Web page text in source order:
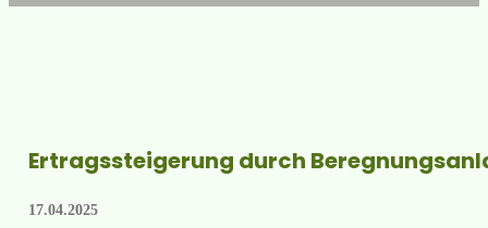
Ertragssteigerung durch
17.04.2025